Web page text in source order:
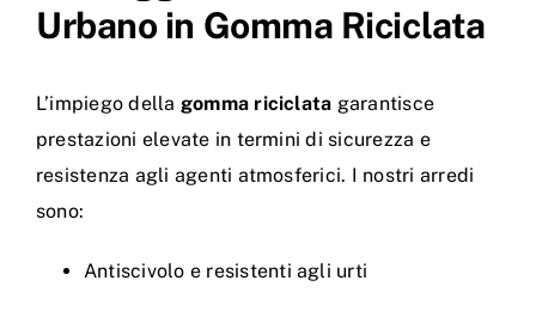
Urbano in Gomma Riciclata
L’impiego della gomma riciclata garantisce
prestazioni elevate in termini di sicurezza e
resistenza agli agenti atmosferici. I nostri arredi
sono:
Antiscivolo e resistenti agli urti